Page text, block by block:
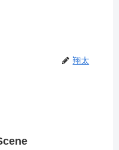
翔太